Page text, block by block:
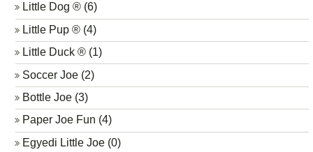
Little Dog ® (6)
Little Pup ® (4)
Little Duck ® (1)
Soccer Joe (2)
Bottle Joe (3)
Paper Joe Fun (4)
Egyedi Little Joe (0)